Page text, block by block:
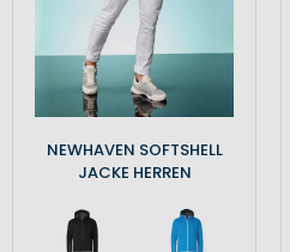
NEWHAVEN SOFTSHELL
JACKE HERREN